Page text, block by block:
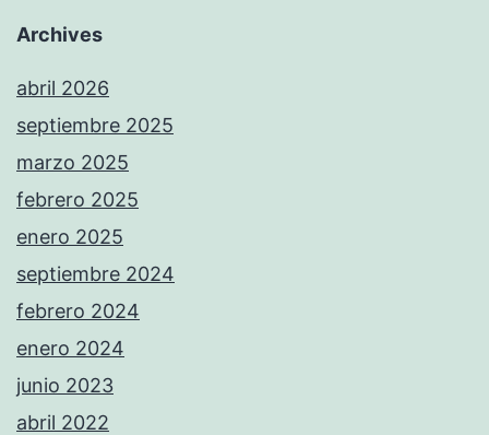
Archives
abril 2026
septiembre 2025
marzo 2025
febrero 2025
enero 2025
septiembre 2024
febrero 2024
enero 2024
junio 2023
abril 2022